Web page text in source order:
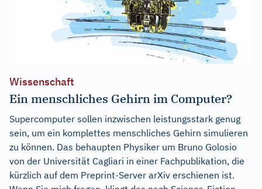
Wissenschaft
Ein menschliches Gehirn im Computer?
Supercomputer sollen inzwischen leistungsstark genug
sein, um ein komplettes menschliches Gehirn simulieren
zu können. Das behaupten Physiker um Bruno Golosio
von der Universität Cagliari in einer Fachpublikation, die
kürzlich auf dem Preprint-Server arXiv erschienen ist.